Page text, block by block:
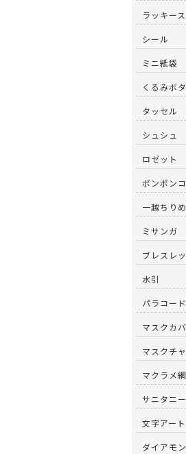
ラッキー
シール
ミニ紙袋
くるみボ
タッセル
シュシュ
ロゼット
ポンポン
一越ちり
ミサンガ
ブレスレ
水引
パラコー
マスクカ
マスクチ
マクラメ
サニタニ
文字アート
ダイアモ